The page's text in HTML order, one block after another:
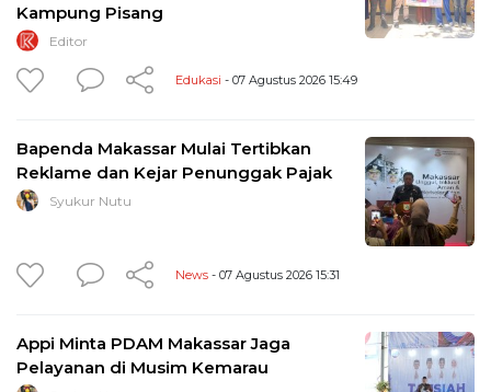
Kampung Pisang
Editor
Edukasi - 07 Agustus 2026 15:49
Bapenda Makassar Mulai Tertibkan
Reklame dan Kejar Penunggak Pajak
Syukur Nutu
News - 07 Agustus 2026 15:31
Appi Minta PDAM Makassar Jaga
Pelayanan di Musim Kemarau